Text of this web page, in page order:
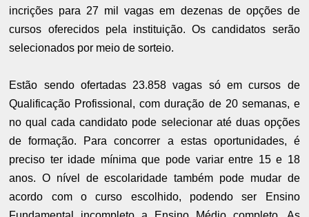
incrições para 27 mil vagas em dezenas de opções de
cursos oferecidos pela instituição. Os candidatos serão
selecionados por meio de sorteio.
Estão sendo ofertadas 23.858 vagas só em cursos de
Qualificação Profissional, com duração de 20 semanas, e
no qual cada candidato pode selecionar até duas opções
de formação. Para concorrer a estas oportunidades, é
preciso ter idade mínima que pode variar entre 15 e 18
anos. O nível de escolaridade também pode mudar de
acordo com o curso escolhido, podendo ser Ensino